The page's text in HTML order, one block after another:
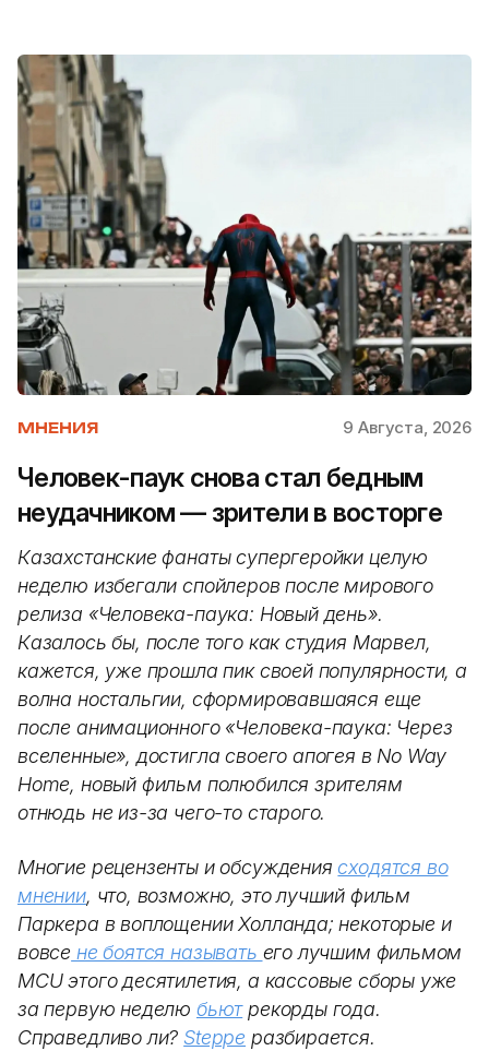
МНЕНИЯ 9 Августа, 2026
Человек-паук снова стал бедным
неудачником — зрители в восторге
Казахстанские фанаты супергеройки целую
неделю избегали спойлеров после мирового
релиза «Человека-паука: Новый день».
Казалось бы, после того как студия Марвел,
кажется, уже прошла пик своей популярности, а
волна ностальгии, сформировавшаяся еще
после анимационного «Человека-паука: Через
вселенные», достигла своего апогея в No Way
Home, новый фильм полюбился зрителям
отнюдь не из-за чего-то старого.
Многие рецензенты и обсуждениясходятся во
мнении, что, возможно, это лучший фильм
Паркера в воплощении Холланда; некоторые и
вовсе не боятся называть его лучшим фильмом
MCU этого десятилетия, а кассовые сборы уже
за первую неделю бьютрекорды года.
Справедливо ли? Steppe разбирается.